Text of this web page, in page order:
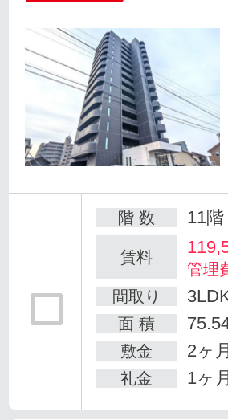
階 数 11階
賃料
管理
間取り
面 積
敷金 2ヶ月
礼金 1ヶ月